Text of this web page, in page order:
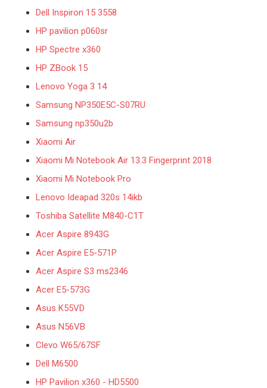
Dell Inspiron 15 3558
HP pavilion p060sr
HP Spectre x360
HP ZBook 15
Lenovo Yoga 3 14
Samsung NP350E5C-S07RU
Samsung np350u2b
Xiaomi Air
Xiaomi Mi Notebook Air 13.3 Fingerprint 2018
Xiaomi Mi Notebook Pro
Lenovo Ideapad 320s 14ikb
Toshiba Satellite M840-C1T
Acer Aspire 8943G
Acer Aspire E5-571P
Acer Aspire S3 ms2346
Acer E5-573G
Asus K55VD
Asus N56VB
Clevo W65/67SF
Dell M6500
HP Pavilion x360 - HD5500